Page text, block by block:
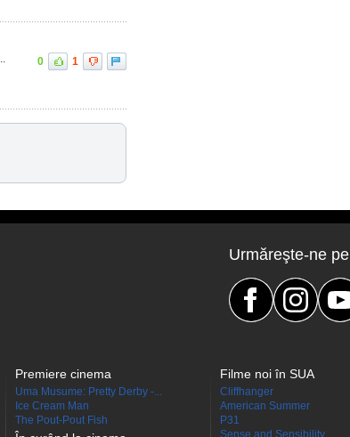
0 1
Urmăreşte-ne pe
Premiere cinema
Uma Musume: Pretty Derby -...
Ice Cream Man
The Pout-Pout Fish
Filme noi în SUA
Cliffhanger
American Summer
P31
Sense and Sensibility